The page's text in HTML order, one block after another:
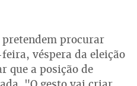
procurar
véspera da eleição
que a posição de